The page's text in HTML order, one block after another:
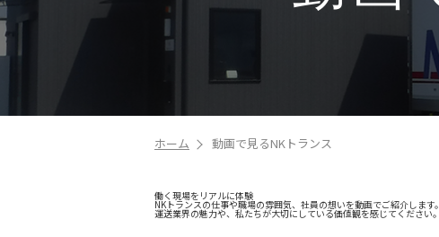
ホーム 動画で見るNKトランス
働く現場をリアルに体験
NKトランスの仕事や職場の雰囲気、社員の想いを動画でご紹介します。
運送業界の魅力や、私たちが大切にしている価値観を感じてください。